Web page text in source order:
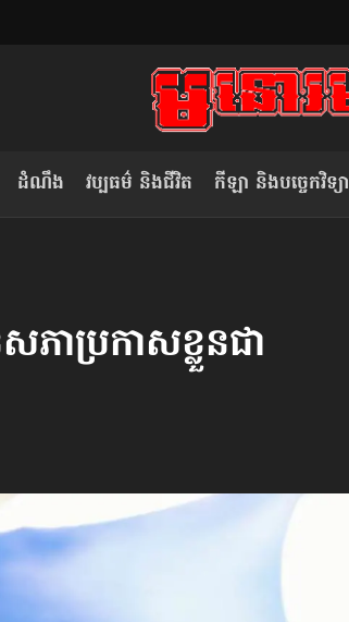
ដំណឹង វប្បធម៌ និងជីវិត កីឡា និងបច្ចេកវិទ្យា
ា​ប្រកាសខ្លួន​ជា​
ខ្លួន